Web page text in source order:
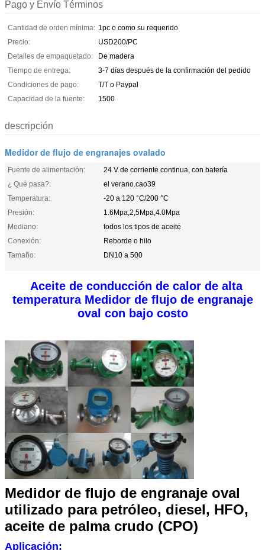
Pago y Envío Términos
Cantidad de orden mínima: 1pc o como su requerido
Precio:
USD200/PC
Detalles de empaquetado:
De madera
Tiempo de entrega:
3-7 días después de la confirmación del pedido
Condiciones de pago:
T/T o Paypal
Capacidad de la fuente:
1500
descripción
Medidor de flujo de engranajes ovalado
Fuente de alimentación:
24 V de corriente continua, con batería
¿ Qué pasa?:
el verano.cao39
Temperatura:
-20 a 120 °C/200 °C
Presión:
1.6Mpa,2,5Mpa,4.0Mpa
Mediano:
todos los tipos de aceite
Conexión:
Reborde o hilo
Tamaño:
DN10 a 500
Aceite de conducción de calor de alta
temperatura Medidor de flujo de engranaje
oval con bajo costo
Medidor de flujo de engranaje oval
utilizado para petróleo, diesel, HFO,
aceite de palma crudo (CPO)
Aplicación: